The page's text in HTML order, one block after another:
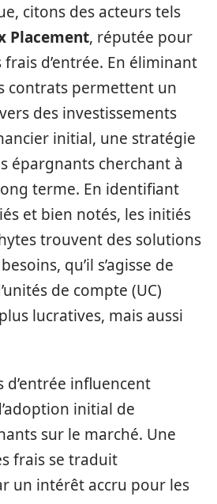
citons des acteurs tels
Placement, réputée pour
d’entrée. En éliminant
contrats permettent un
des investissements
initial, une stratégie
épargnants cherchant à
terme. En identifiant
et bien notés, les initiés
trouvent des solutions
qu’il s’agisse de
de compte (UC)
lucratives, mais aussi
d’entrée influencent
initial de
sur le marché. Une
frais se traduit
un intérêt accru pour les